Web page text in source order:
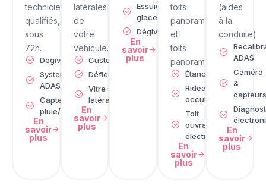
techniciens
qualifiés,
sous
72h.
Degivrage
Systeme
ADAS
Capteur de
pluie/lumière
En
savoir
plus
latérales
de
votre
véhicule.
Custode
Déflecteur
Vitre
latérale
En
savoir
plus
Essuie
glace
Dégivrage
En
savoir
plus
toits
panoramiques
et
toits
panoramiques
Étanchéité
Rideau
occultant
Toit
ouvrant
électrique
En
savoir
plus
(aides
à la
conduite)
ADAS
Caméra
&
En
savoir
plus